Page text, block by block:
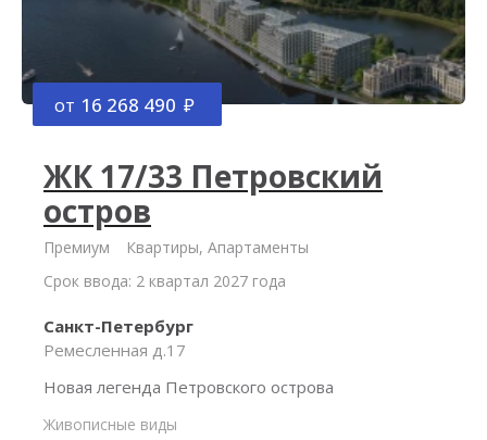
от 16 268 490
ЖК 17/33 Петровский
остров
Премиум
Квартиры, Апартаменты
Срок ввода: 2 квартал 2027 года
Санкт-Петербург
Ремесленная д.17
Новая легенда Петровского острова
Живописные виды